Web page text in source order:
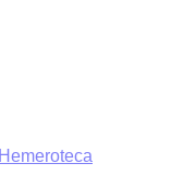
Hemeroteca